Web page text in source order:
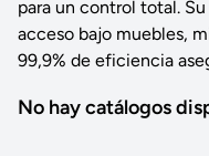
para un control total.
acceso bajo muebles,
99,9% de eficiencia
No hay catálogos